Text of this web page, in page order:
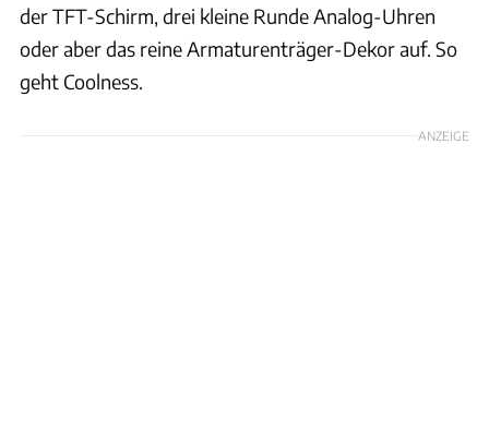
der TFT-Schirm, drei kleine Runde Analog-Uhren
oder aber das reine Armaturenträger-Dekor auf. So
geht Coolness.
ANZEIGE